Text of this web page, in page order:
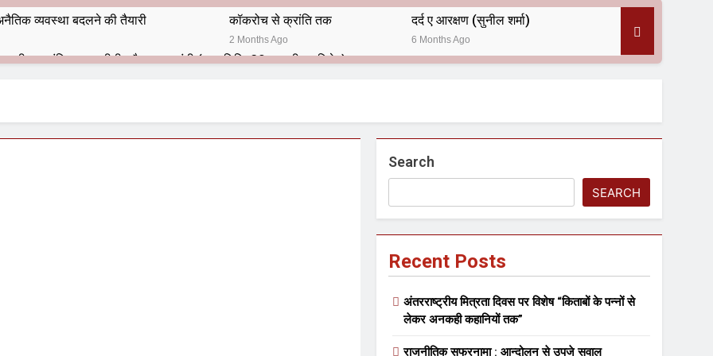
व्यवस्था बदलने की तैयारी कॉकरोच से क्रांति तक
2 Months Ago
दर्द ए आरक्षण (सुनील शर्मा)
6 Months Ago
भारतीय राजनीति में आज भी प्रासांगिक एव अद्वीतीय है महात्मा गांधी (पुण्य तिथि-30 जनवरी पर विशेष)
बंदा सिंह बहादुर की स्मृति में स्मारक निर्माण की दिशा में बढ़ते कदम
9 आतंकी ठिकानों पर भारत ने की एयर स्ट्राइक (ऑपरेशन सिन्दूर)
Search
SEARCH
Recent Posts
अंतरराष्ट्रीय मित्रता दिवस पर विशेष “किताबों के पन्नों से
लेकर अनकही कहानियों तक”
राजनीतिक सफरनामा : आन्दोलन से उपजे सवाल